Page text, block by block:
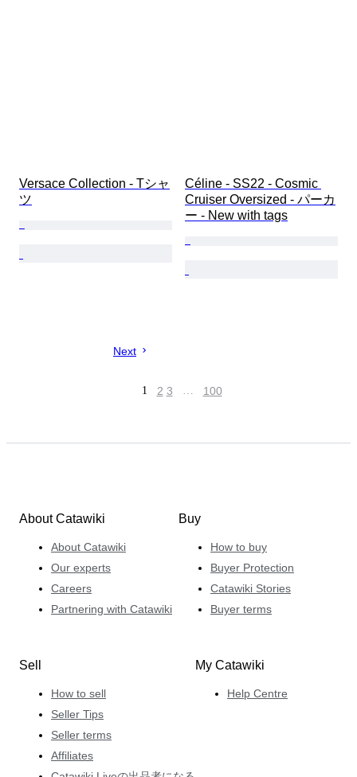
Versace Collection - Tシャ
ツ
Céline - SS22 - Cosmic
Cruiser Oversized - パーカ
ー - New with tags
Next
1 2 3 … 100
About Catawiki
About Catawiki
Our experts
Careers
Partnering with Catawiki
Buy
How to buy
Buyer Protection
Catawiki Stories
Buyer terms
Sell
How to sell
Seller Tips
Seller terms
Affiliates
My Catawiki
Help Centre